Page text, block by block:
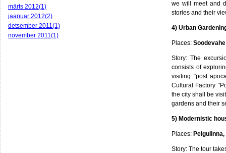
märts 2012(1)
jaanuar 2012(2)
detsember 2011(1)
november 2011(1)
we will meet and
stories and their
4) Urban
Places:
Story: The
consists of
visiting ¨post
Cultural Factory
the city shall be
gardens and their
5) Modernistic
Places:
Story: The tour